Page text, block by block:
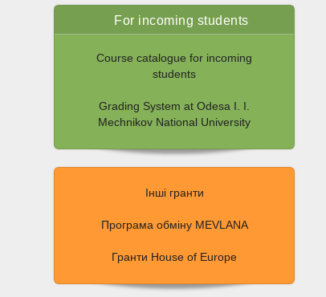
For incoming students
Course catalogue for incoming
students
Grading System at Odesa I. I.
Mechnikov National University
Інші гранти
Програма обміну MEVLANA
Гранти House of Europe